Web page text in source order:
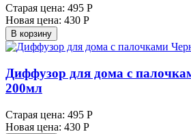
Старая цена: 495 Р
Новая цена: 430 Р
В корзину
Диффузор для дома с
200мл
Старая цена: 495 Р
Новая цена: 430 Р